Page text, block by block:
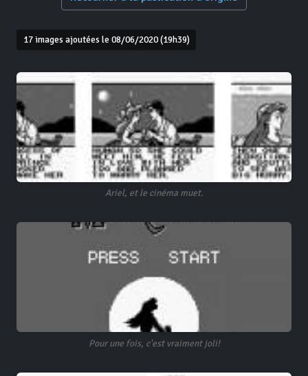
17 images ajoutées le 08/06/2020 (19h39)
Ariel, et le cinéma muet.
Pour une fois, c'est vraiment joli!